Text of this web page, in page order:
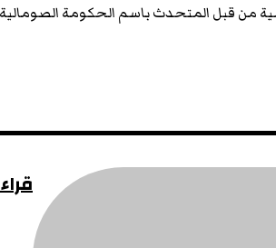
من قبل المتحدث باسم الحكومة الصومالية